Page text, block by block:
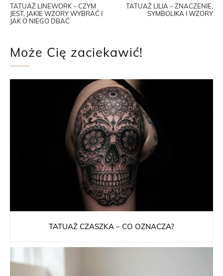
TATUAŻ LINEWORK – CZYM
JEST, JAKIE WZORY WYBRAĆ I
JAK O NIEGO DBAĆ
TATUAŻ LILIA – ZNACZENIE,
SYMBOLIKA I WZORY
Może Cię zaciekawić!
TATUAŻ CZASZKA – CO OZNACZA?